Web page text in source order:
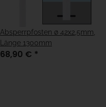
Absperrpfosten ø 42x2,5mm,
Länge 1300mm
68,90 € *